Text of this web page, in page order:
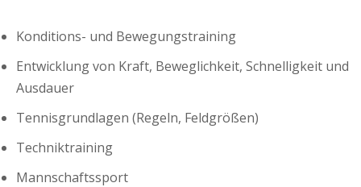
Konditions- und Bewegungstraining
Entwicklung von Kraft, Beweglichkeit, Schnelligkeit und
Ausdauer
Tennisgrundlagen (Regeln, Feldgrößen)
Techniktraining
Mannschaftssport